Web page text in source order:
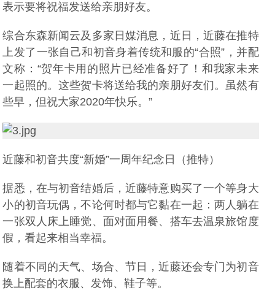
表示要将祝福发送给亲朋好友。
综合东森新闻云及多家日媒消息，近日，近藤在推特
上发了一张自己和初音身着传统和服的“合照”，并配
文称：“贺年卡用的照片已经准备好了！和我家未来
一起照的。这些贺卡将送给我的亲朋好友们。虽然有
些早，但祝大家2020年快乐。”
近藤和初音共度“新婚”一周年纪念日（推特）
据悉，在与初音结婚后，近藤特意购买了一个等身大
小的初音玩偶，不论何时都与它黏在一起：两人躺在
一张双人床上睡觉、面对面用餐、搭车去温泉旅馆度
假，看起来相当幸福。
随着不同的天气、场合、节日，近藤还会专门为初音
换上配套的衣服、发饰、鞋子等。